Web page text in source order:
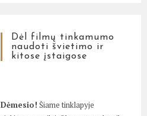
Dėl filmų tinkamumo
naudoti švietimo ir
kitose įstaigose
Dėmesio! Šiame tinklapyje